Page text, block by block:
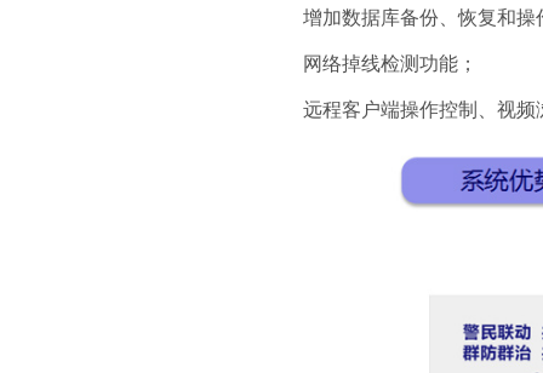
增加数据库备份、恢复和
网络掉线检测功能；
远程客户端操作控制、视